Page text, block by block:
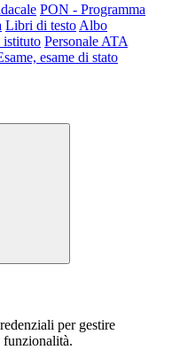
PON - Programma
Libri di testo Albo
Personale ATA
esame di stato
per gestire
funzionalità.